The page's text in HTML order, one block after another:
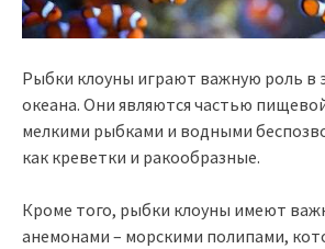
Рыбки клоуны играют важную роль в
океана. Они являются частью
мелкими рыбками и водными
как креветки и ракообразные.
Кроме того, рыбки клоуны имеют
анемонами – морскими полипами,